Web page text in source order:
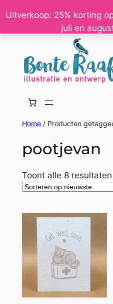
Uitverkoop: 25% korting
juli en
Ga
de
Home/ Producten
pootjevan
Toont alle 8 resultaten